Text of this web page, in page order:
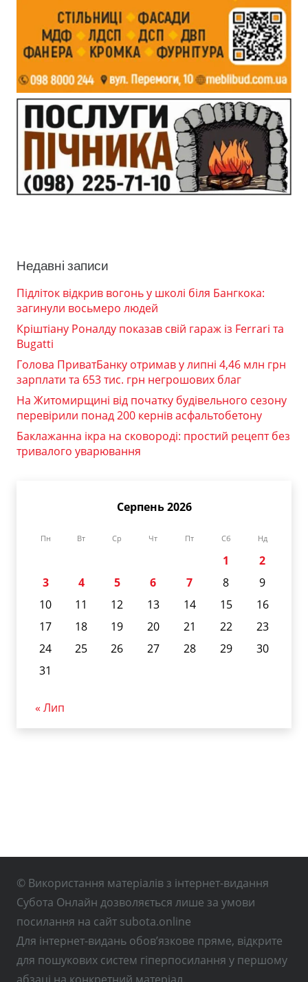
Недавні записи
Підліток відкрив вогонь у школі біля Бангкока:
загинули восьмеро людей
Кріштіану Роналду показав свій гараж із Ferrari та
Bugatti
Голова ПриватБанку отримав у липні 4,46 млн грн
зарплати та 653 тис. грн негрошових благ
На Житомирщині від початку будівельного сезону
перевірили понад 200 кернів асфальтобетону
Баклажанна ікра на сковороді: простий рецепт без
тривалого уварювання
Серпень 2026
Пн Вт Ср Чт Пт Сб Нд
1
2
3
4 5 6 7 8
9
10
11 12 13 14 15
16
17
18 19 20 21 22
23
24
25 26 27 28 29
30
31
« Лип
© Використання матеріалів з інтернет-видання
Субота Онлайн дозволяється лише за умови
посилання на сайт subota.online
Для інтернет-видань обов’язкове пряме, відкрите
для пошукових систем гіперпосилання у першому